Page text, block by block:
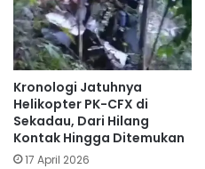
Kronologi Jatuhnya
Helikopter PK-CFX di
Sekadau, Dari Hilang
Kontak Hingga Ditemukan
17 April 2026